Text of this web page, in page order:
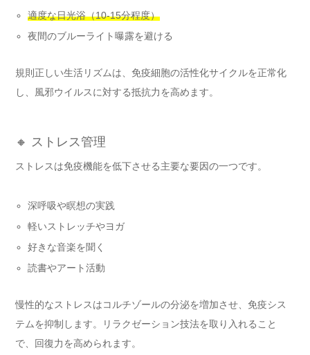
適度な日光浴（10-15分程度）
夜間のブルーライト曝露を避ける
規則正しい生活リズムは、免疫細胞の活性化サイクルを正常化
し、風邪ウイルスに対する抵抗力を高めます。
🔸 ストレス管理
ストレスは免疫機能を低下させる主要な要因の一つです。
深呼吸や瞑想の実践
軽いストレッチやヨガ
好きな音楽を聞く
読書やアート活動
慢性的なストレスはコルチゾールの分泌を増加させ、免疫シス
テムを抑制します。リラクゼーション技法を取り入れること
で、回復力を高められます。